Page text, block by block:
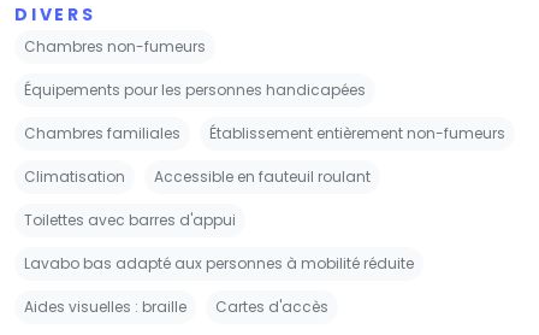
DIVERS
Chambres non-fumeurs
Équipements pour les personnes handicapées
Chambres familiales Établissement entièrement non-fumeurs
Climatisation Accessible en fauteuil roulant
Toilettes avec barres d'appui
Lavabo bas adapté aux personnes à mobilité réduite
Aides visuelles : braille Cartes d'accès